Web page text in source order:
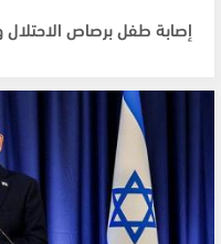
إصابة طفل برصاص